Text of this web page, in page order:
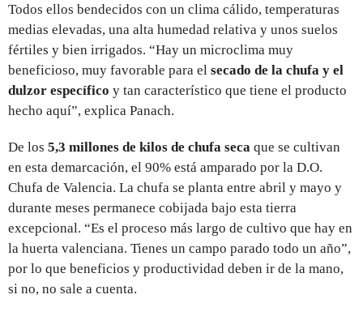
Todos ellos bendecidos con un clima cálido, temperaturas
medias elevadas, una alta humedad relativa y unos suelos
fértiles y bien irrigados. “Hay un microclima muy
beneficioso, muy favorable para el secado de la chufa y el
dulzor específico y tan característico que tiene el producto
hecho aquí”, explica Panach.
De los 5,3 millones de kilos de chufa seca que se cultivan
en esta demarcación, el 90% está amparado por la D.O.
Chufa de Valencia. La chufa se planta entre abril y mayo y
durante meses permanece cobijada bajo esta tierra
excepcional. “Es el proceso más largo de cultivo que hay en
la huerta valenciana. Tienes un campo parado todo un año”,
por lo que beneficios y productividad deben ir de la mano,
si no, no sale a cuenta.